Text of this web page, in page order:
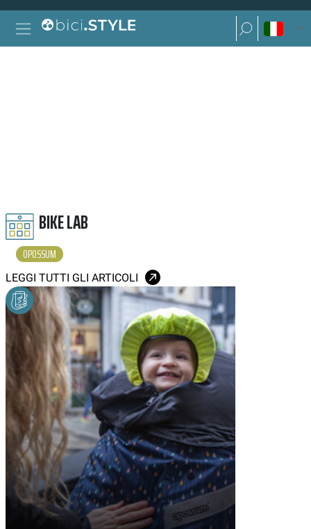
Vai al contenuto
Navigazione principale
Ricerca per:
Ricerca per:
BIKE LAB
OPOSSUM
LEGGI TUTTI GLI ARTICOLI